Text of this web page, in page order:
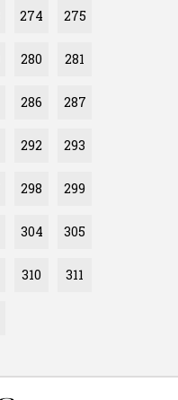
274 275
280 281
286 287
292 293
298 299
304 305
310 311